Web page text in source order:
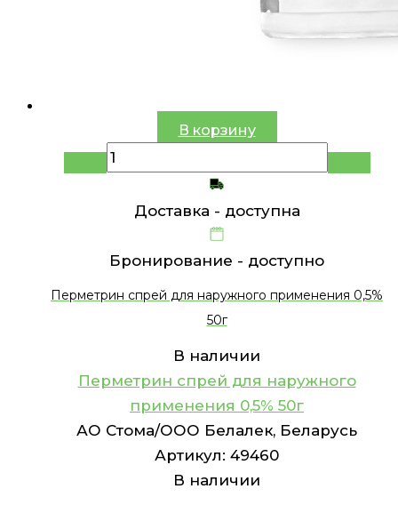
В корзину
Доставка - доступна
Бронирование - доступно
Перметрин спрей для наружного применения 0,5%
50г
В наличии
Перметрин спрей для наружного
применения 0,5% 50г
АО Стома/ООО Белалек, Беларусь
Артикул: 49460
В наличии